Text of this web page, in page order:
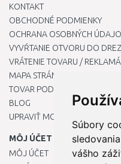
Súbory
vášho
KONTAKT
OBCHODNÉ PODMIENKY
OCHRANA OSOBNÝCH
VYVŔTANIE OTVORU DO
VRÁTENIE TOVARU /
MAPA STRÁNOK
TOVAR PODĽA ZNAČIEK
BLOG
UPRAVIŤ MOJE PREDVOĽBY
MÔJ ÚČET
MÔJ ÚČET